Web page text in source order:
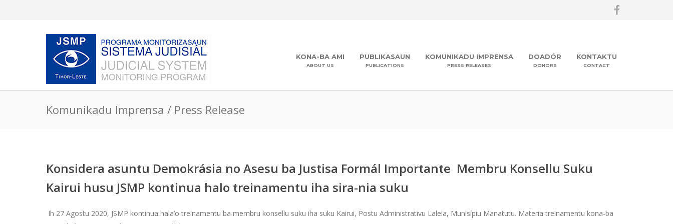
KONA-BA AMI
ABOUT US
PUBLIKASAUN
PUBLICATIONS
KOMUNIKADU IMPRENSA
PRESS RELEASES
DOADÓR
DONORS
KONTAKTU
CONTACT
Komunikadu Imprensa / Press Release
Konsidera asuntu Demokrásia no Asesu ba Justisa Formál Importante Membru Konsellu Suku
Kairui husu JSMP kontinua halo treinamentu iha sira-nia suku
Ih 27 Agostu 2020, JSMP kontinua hala’o treinamentu ba membru konsellu suku iha suku Kairui, Postu Administrativu Laleia, Munisípiu Manatutu. Materia treinamentu kona-ba